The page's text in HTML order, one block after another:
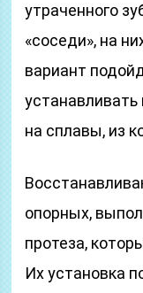
утраченного
«соседи», на
вариант
на сплавы, из
опорных,
протеза,
Их установка